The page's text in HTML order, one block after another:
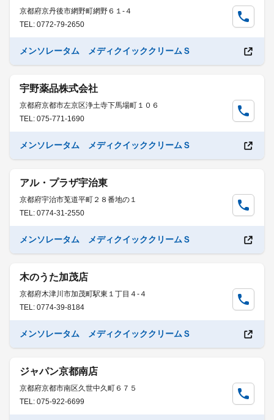
京都府京丹後市網野町網野６１-４
TEL: 0772-79-2650
メンソレータム メディクイッククリームＳ
宇野薬品株式会社
京都府京都市左京区浄土寺下馬場町１０６
TEL: 075-771-1690
メンソレータム メディクイッククリームＳ
アル・プラザ宇治東
京都府宇治市莵道平町２８番地の１
TEL: 0774-31-2550
メンソレータム メディクイッククリームＳ
木のうた加茂店
京都府木津川市加茂町駅東１丁目４-４
TEL: 0774-39-8184
メンソレータム メディクイッククリームＳ
ジャパン京都南店
京都府京都市南区久世中久町６７５
TEL: 075-922-6699